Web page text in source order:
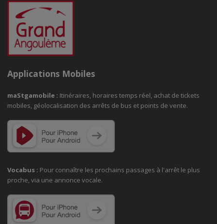
Applications Mobiles
maStgamobile : Itinéraires, horaires temps réel, achat de tickets
mobiles, géolocalisation des arrêts de bus et points de vente.
Vocabus : Pour connaître les prochains passages à l'arrêt le plus
proche, via une annonce vocale.